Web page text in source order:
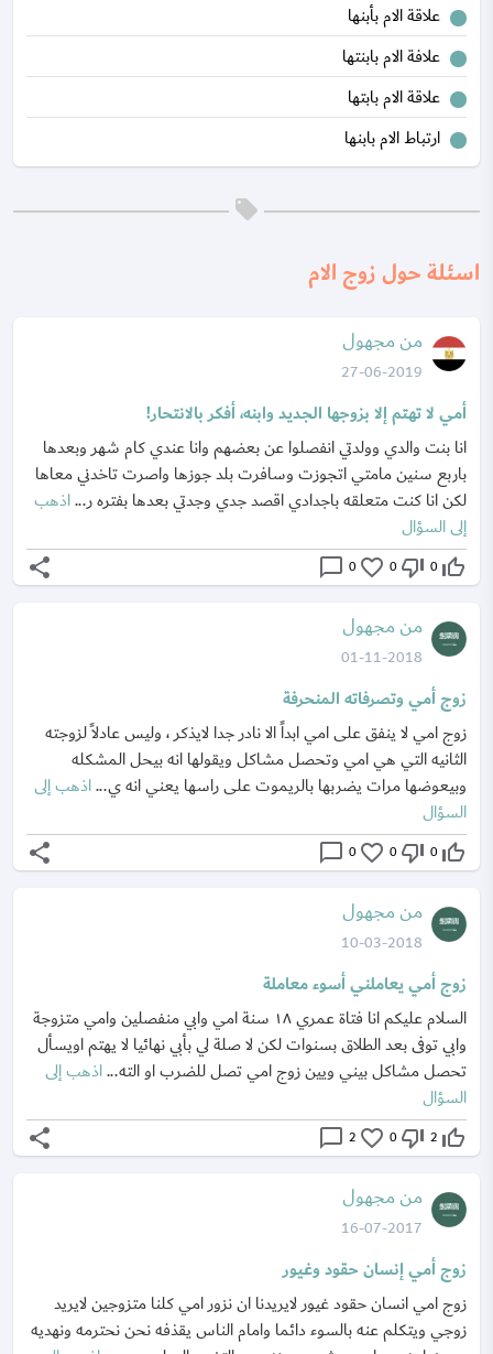
علاقة الام بأبنها
علافة الام بابنتها
علاقة الام بابتها
ارتباط الام بابنها
اسئلة حول زوج الام
من مجهول
27-06-2019
أمي لا تهتم إلا بزوجها الجديد وابنه، أفكر بالانتحار!
انا بنت والدي وولدتي انفصلوا عن بعضهم وانا عندي كام شهر وبعدها
باربع سنين مامتي اتجوزت وسافرت بلد جوزها واصرت تاخدني معاها
لكن انا كنت متعلقه باجدادي اقصد جدي وجدتي بعدها بفتره ر...اذهب
إلى السؤال
thumb_up_off_alt
0
thumb_down_off_alt
0
favorite_border
0
chat_bubble_outline
share
من مجهول
01-11-2018
زوج أمي وتصرفاته المنحرفة
زوج امي لا ينفق على امي ابداً الا نادر جدا لايذكر ، وليس عادلاً لزوجته
الثانيه التي هي امي وتحصل مشاكل ويقولها انه بيحل المشكله
وبيعوضها مرات يضربها بالريموت على راسها يعني انه ي...اذهب إلى
السؤال
thumb_up_off_alt
0
thumb_down_off_alt
0
favorite_border
0
chat_bubble_outline
share
من مجهول
10-03-2018
زوج أمي يعاملني أسوء معاملة
السلام عليكم انا فتاة عمري ١٨ سنة امي وابي منفصلين وامي متزوجة
وابي توفى بعد الطلاق بسنوات لكن لا صلة لي بأبي نهائيا لا يهتم اويسأل
تحصل مشاكل بيني ويين زوج امي تصل للضرب او الته...اذهب إلى
السؤال
thumb_up_off_alt
2
thumb_down_off_alt
0
favorite_border
2
chat_bubble_outline
share
من مجهول
16-07-2017
زوج أمي إنسان حقود وغيور
زوج امي انسان حقود غيور لايريدنا ان نزور امي كلنا متزوجين لايريد
زوجي ويتكلم عنه بالسوء دائما وامام الناس يقذفه نحن نحترمه ونهديه